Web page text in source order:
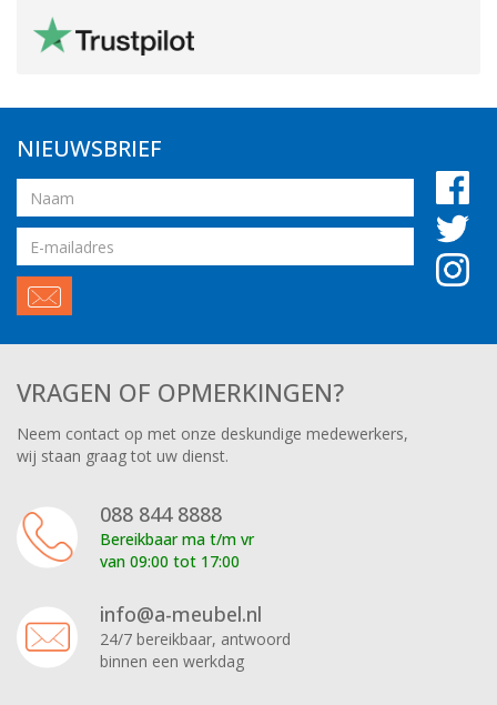
NIEUWSBRIEF
Naam
Email
adres
VRAGEN OF OPMERKINGEN?
Neem contact op met onze deskundige medewerkers,
wij staan graag tot uw dienst.
088 844 8888
Bereikbaar ma t/m vr
van 09:00 tot 17:00
info@a-meubel.nl
24/7 bereikbaar, antwoord
binnen een werkdag